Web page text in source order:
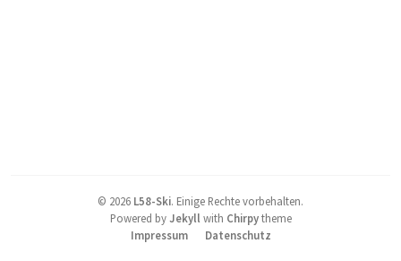
© 2026 L58-Ski. Einige Rechte vorbehalten.
Powered byJekyll with Chirpytheme
Impressum
Datenschutz